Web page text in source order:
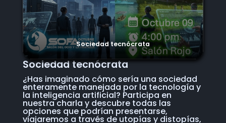
Sociedad tecnócrata
Sociedad tecnócrata
¿Has imaginado cómo sería una sociedad
enteramente manejada por la tecnología y
la inteligencia artificial? Participa en
nuestra charla y descubre todas las
opciones que podrían presentarse,
viajaremos a través de utopías y distopías,